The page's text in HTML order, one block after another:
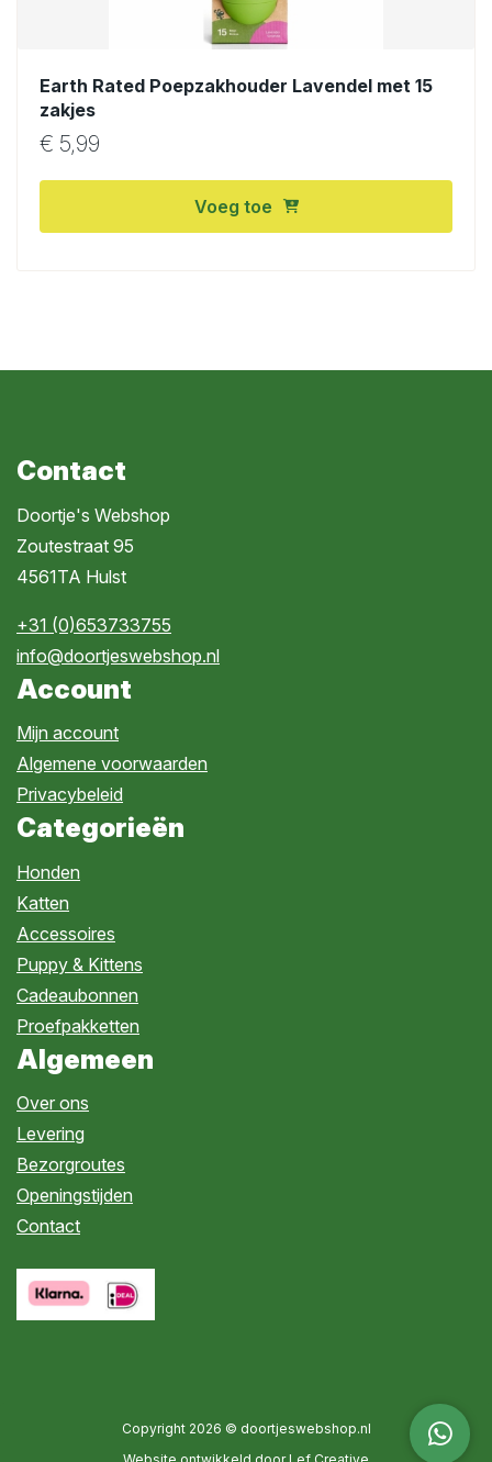
Earth Rated Poepzakhouder Lavendel met 15
zakjes
€ 5,99
Voeg toe
Contact
Doortje's Webshop
Zoutestraat 95
4561TA Hulst
+31 (0)653733755
info@doortjeswebshop.nl
Account
Mijn account
Algemene voorwaarden
Privacybeleid
Categorieën
Honden
Katten
Accessoires
Puppy & Kittens
Cadeaubonnen
Proefpakketten
Algemeen
Over ons
Levering
Bezorgroutes
Openingstijden
Contact
Copyright 2026 © doortjeswebshop.nl